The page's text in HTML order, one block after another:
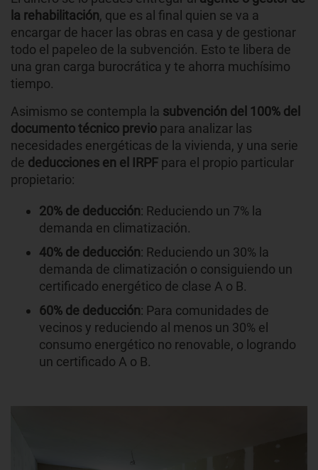
la rehabilitación, que es al final quien se va a
encargar de hacer las obras en casa y de gestionar
todo el papeleo de la subvención. Esto te libera de
una gran carga burocrática y te ahorra muchísimo
tiempo.
Asimismo se contempla la subvención del 100% del
documento técnico previo para analizar las
necesidades energéticas de la vivienda, y una serie
de deducciones en el IRPF para el propio particular
propietario:
20% de deducción: Reduciendo un 7% la
demanda en climatización.
40% de deducción: Reduciendo un 30% la
demanda de climatización o consiguiendo un
certificado energético de clase A o B.
60% de deducción: Para comunidades de
vecinos y reduciendo al menos un 30% el
consumo energético no renovable, o logrando
un certificado A o B.